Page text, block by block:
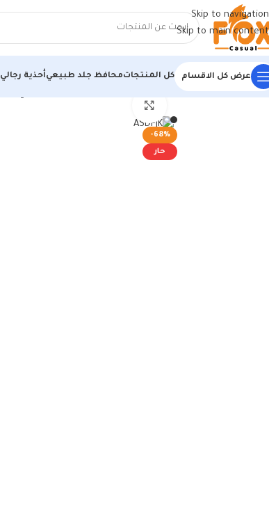
Skip to navigation
Skip to main content
عرض كل الاقسام كل المنتجاتمحافظ جلد طبيعيأحذية رجالي
الرئيسية/أحذية رجالي
-68%
حار